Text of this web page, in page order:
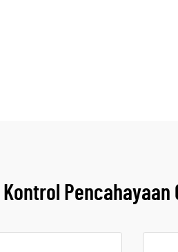
Pencahayaan